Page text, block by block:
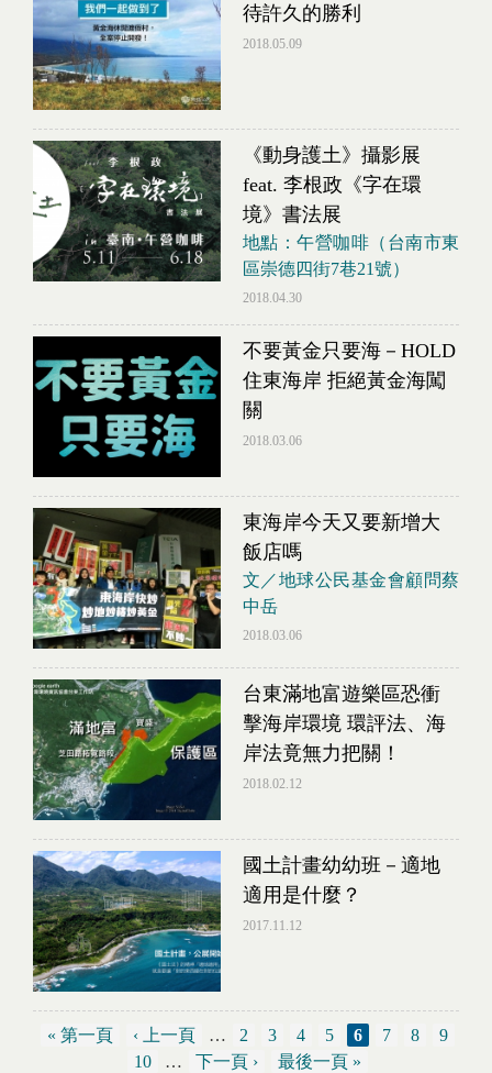
待許久的勝利
2018.05.09
《動身護土》攝影展
feat. 李根政《字在環
境》書法展
地點：午營咖啡（台南市東
區崇德四街7巷21號）
2018.04.30
不要黃金只要海－HOLD
住東海岸 拒絕黃金海闖
關
2018.03.06
東海岸今天又要新增大
飯店嗎
文／地球公民基金會顧問蔡
中岳
2018.03.06
台東滿地富遊樂區恐衝
擊海岸環境 環評法、海
岸法竟無力把關！
2018.02.12
國土計畫幼幼班－適地
適用是什麼？
2017.11.12
« 第一頁 ‹ 上一頁 … 2 3 4 5 6 7 8
9
10
… 下一頁 › 最後一頁 »